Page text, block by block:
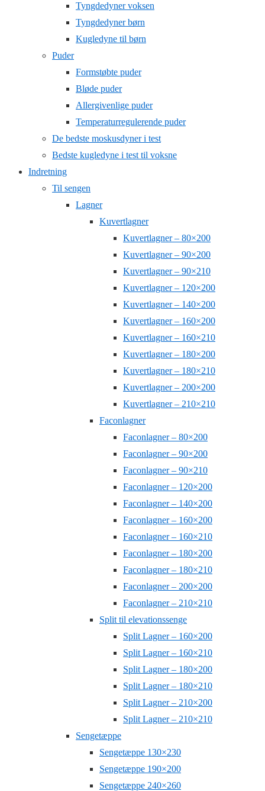
Tyngdedyner voksen
Tyngdedyner børn
Kugledyne til børn
Puder
Formstøbte puder
Bløde puder
Allergivenlige puder
Temperaturregulerende puder
De bedste moskusdyner i test
Bedste kugledyne i test til voksne
Indretning
Til sengen
Lagner
Kuvertlagner
Kuvertlagner – 80×200
Kuvertlagner – 90×200
Kuvertlagner – 90×210
Kuvertlagner – 120×200
Kuvertlagner – 140×200
Kuvertlagner – 160×200
Kuvertlagner – 160×210
Kuvertlagner – 180×200
Kuvertlagner – 180×210
Kuvertlagner – 200×200
Kuvertlagner – 210×210
Faconlagner
Faconlagner – 80×200
Faconlagner – 90×200
Faconlagner – 90×210
Faconlagner – 120×200
Faconlagner – 140×200
Faconlagner – 160×200
Faconlagner – 160×210
Faconlagner – 180×200
Faconlagner – 180×210
Faconlagner – 200×200
Faconlagner – 210×210
Split til elevationssenge
Split Lagner – 160×200
Split Lagner – 160×210
Split Lagner – 180×200
Split Lagner – 180×210
Split Lagner – 210×200
Split Lagner – 210×210
Sengetæppe
Sengetæppe 130×230
Sengetæppe 190×200
Sengetæppe 240×260